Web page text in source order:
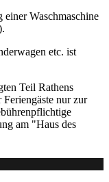
einer Waschmaschine
etc. ist
Teil Rathens
nur zur
am "Haus des